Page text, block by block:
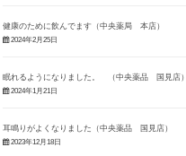
健康のために飲んでます（中央薬局 本店）
2024年2月25日
眠れるようになりました。 （中央薬品 国見店）
2024年1月21日
耳鳴りがよくなりました（中央薬品 国見店）
2023年12月18日